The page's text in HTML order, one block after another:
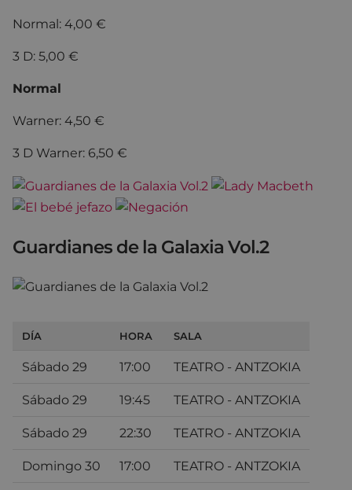
Normal: 4,00 €
3 D: 5,00 €
Normal
Warner: 4,50 €
3 D Warner: 6,50 €
Guardianes de la Galaxia Vol.2
DÍA HORA SALA
Sábado 29 17:00 TEATRO - ANTZOKIA
Sábado 29 19:45 TEATRO - ANTZOKIA
Sábado 29 22:30 TEATRO - ANTZOKIA
Domingo 30 17:00 TEATRO - ANTZOKIA